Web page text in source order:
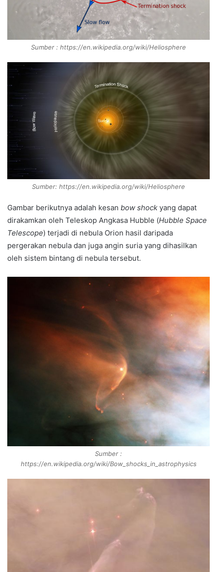
Sumber : https://en.wikipedia.org/wiki/Heliosphere
Sumber: https://en.wikipedia.org/wiki/Heliosphere
Gambar berikutnya adalah kesan bow shock yang dapat
dirakamkan oleh Teleskop Angkasa Hubble (Hubble Space
Telescope) terjadi di nebula Orion hasil daripada
pergerakan nebula dan juga angin suria yang dihasilkan
oleh sistem bintang di nebula tersebut.
Sumber :
https://en.wikipedia.org/wiki/Bow_shocks_in_astrophysics